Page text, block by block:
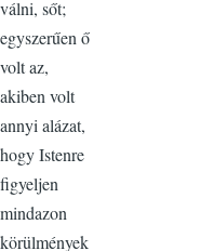
válni, sőt;
egyszerűen ő
volt az,
akiben volt
annyi alázat,
hogy Istenre
figyeljen
mindazon
körülmények